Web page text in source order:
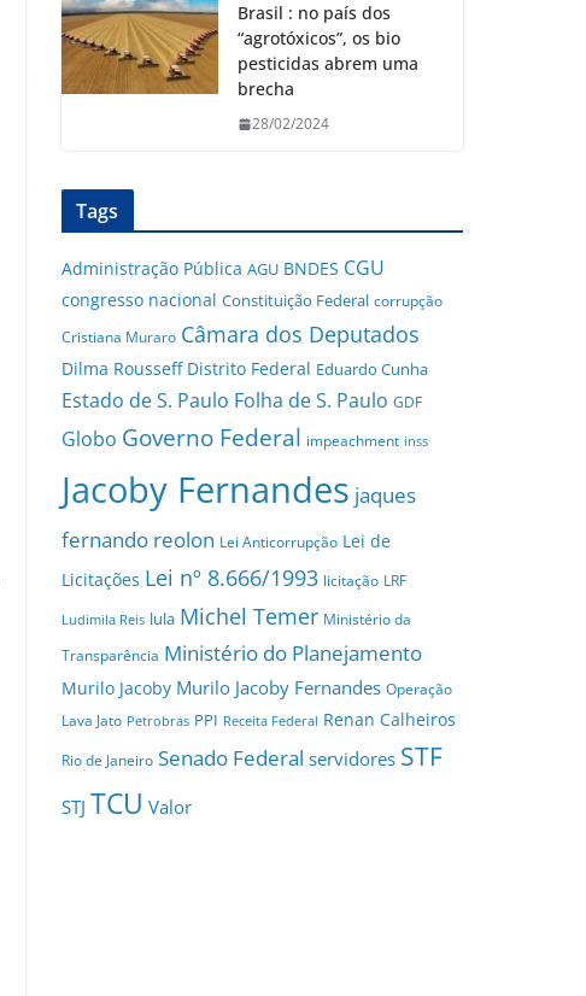
Brasil : no país dos
“agrotóxicos”, os bio
pesticidas abrem uma
brecha
28/02/2024
Tags
Administração Pública AGU BNDES CGU
congresso nacional Constituição Federal corrupção
Cristiana Muraro Câmara dos Deputados
Dilma Rousseff Distrito Federal Eduardo Cunha
Estado de S. Paulo Folha de S. Paulo GDF
Globo Governo Federal impeachment inss
Jacoby Fernandes jaques
fernando reolon Lei Anticorrupção Lei de
Licitações Lei nº 8.666/1993 licitação LRF
Ludimila Reis lula Michel Temer Ministério da
Transparência Ministério do Planejamento
Murilo Jacoby Murilo Jacoby Fernandes Operação
Lava Jato Petrobras PPI Receita Federal Renan Calheiros
Rio de Janeiro Senado Federal servidores STF
STJ TCU Valor